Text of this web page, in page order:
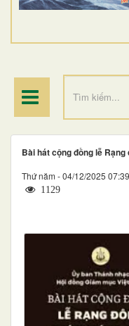
ĐIỂM HÀNH HƯƠNG
Bài hát cộng đồng lễ Rạng
Thứ năm - 04/12/2025 07:39
1129